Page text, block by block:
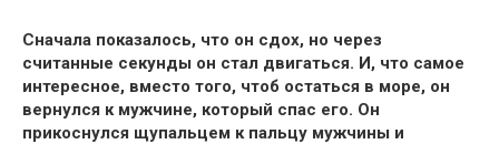
Сначала показалось, что он сдох, но через
считанные секунды он стал двигаться. И, что самое
интересное, вместо того, чтоб остаться в море, он
вернулся к мужчине, который спас его. Он
прикоснулся щупальцем к пальцу мужчины и